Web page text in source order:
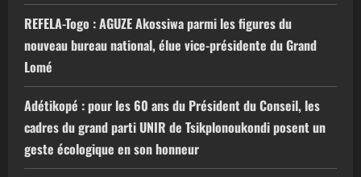
REFELA-Togo : AGUZE Akossiwa parmi les figures du
nouveau bureau national, élue vice-présidente du Grand
Lomé
Adétikopé : pour les 60 ans du Président du Conseil, les
cadres du grand parti UNIR de Tsikplonoukondi posent un
geste écologique en son honneur